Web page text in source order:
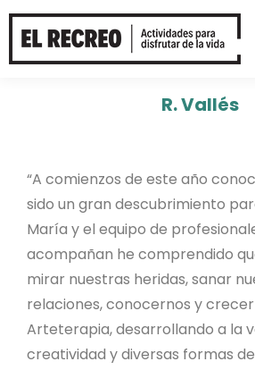
R. Vallés
“A comienzos de este año
sido un gran descubrimiento
María y el equipo de
acompañan he comprendido
mirar nuestras heridas, sanar
relaciones, conocernos y
Arteterapia, desarrollando a la
creatividad y diversas formas